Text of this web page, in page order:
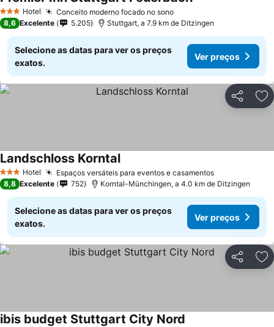
3 EstrelasHotel Conceito moderno focado no sonoVer preços
Ver preços
8,6 Excelente 5.205 Stuttgart, a 7.9 km de Ditzingen
Selecione as datas para ver os preços
exatos.
Ver preços
Partilhar
3 EstrelasHotel Espaços versáteis para eventos e casamentosVer preços
Landschloss KorntalVer preços
8,8 Excelente 752 Korntal-Münchingen, a 4.0 km de Ditzingen
Selecione as datas para ver os preços
exatos.
Ver preços
Partilhar
ibis budget Stuttgart City Nord